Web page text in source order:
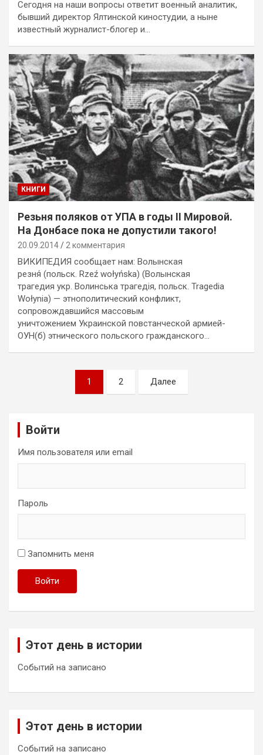
Сегодня на наши вопросы ответит военный аналитик,
бывший директор Ялтинской киностудии, а ныне
известный журналист-блогер и…
КНИГИ
Резьня поляков от УПА в годы II Мировой.
На Донбасе пока не допустили такого!
20.09.2014 2 комментария
ВИКИПЕДИЯ сообщает нам: Волынская
резня́ (польск. Rzeź wołyńska) (Волынская
трагедия укр. Волинська трагедія, польск. Tragedia
Wołynia) — этнополитический конфликт,
сопровождавшийся массовым
уничтожением Украинской повстанческой армией-
ОУН(б) этнического польского гражданского…
1 2 Далее
Войти
Имя пользователя или email
Пароль
Запомнить меня
Войти
Этот день в истории
Событий на записано
Этот день в истории
Событий на записано